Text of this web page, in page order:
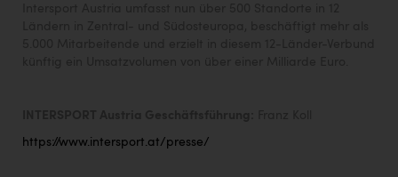
https://www.intersport.at/presse/